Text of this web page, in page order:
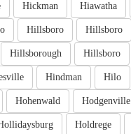
Hiawatha
Hickman
Hillsboro
Hillsboro
Hillsboro
Hillsborough
Hilo
Hindman
Hodgenville
Hohenwald
Holdrege